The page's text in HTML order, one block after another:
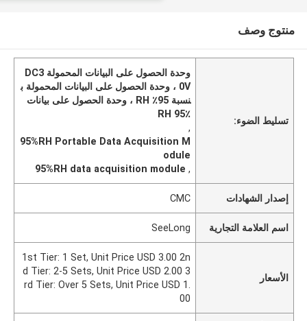
منتوج وصف
تسليط الضوء:
وحدة الحصول على البيانات المحمولة DC3
0V ، وحدة الحصول على البيانات المحمولة ب
نسبة 95٪ RH ، وحدة الحصول على بيانات
RH 95٪
,
95%RH Portable Data Acquisition M
odule
,
95%RH data acquisition module
إصدار الشهادات CMC
اسم العلامة التجارية SeeLong
الأسعار
1st Tier: 1 Set, Unit Price USD 3.00 2n
d Tier: 2-5 Sets, Unit Price USD 2.00 3
rd Tier: Over 5 Sets, Unit Price USD 1.
00